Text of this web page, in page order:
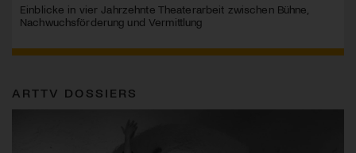
Einblicke in vier Jahrzehnte Theaterarbeit zwischen Bühne,
Nachwuchsförderung und Vermittlung
ARTTV DOSSIERS